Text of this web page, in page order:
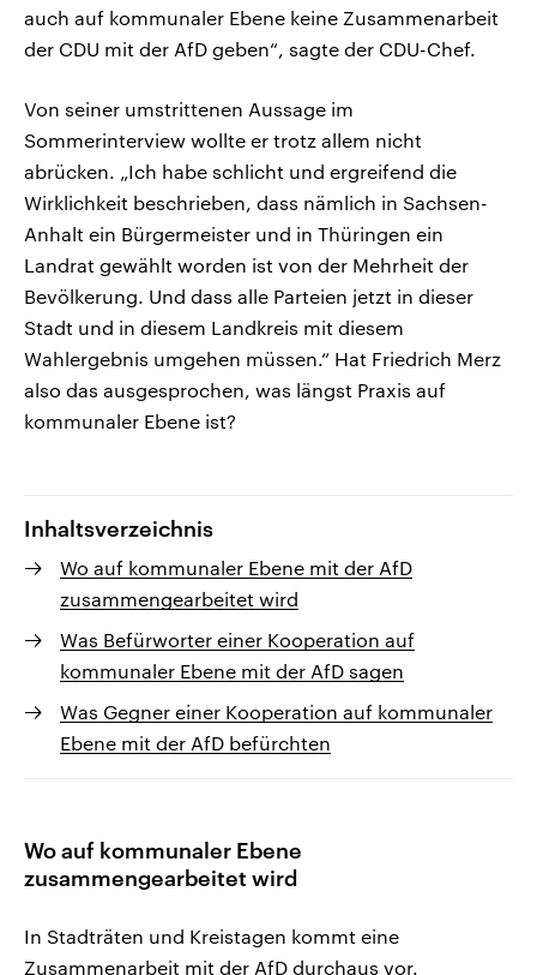
auch auf kommunaler Ebene keine Zusammenarbeit
der CDU mit der AfD geben“, sagte der CDU-Chef.
Von seiner umstrittenen Aussage im
Sommerinterview wollte er trotz allem nicht
abrücken. „Ich habe schlicht und ergreifend die
Wirklichkeit beschrieben, dass nämlich in Sachsen-
Anhalt ein Bürgermeister und in Thüringen ein
Landrat gewählt worden ist von der Mehrheit der
Bevölkerung. Und dass alle Parteien jetzt in dieser
Stadt und in diesem Landkreis mit diesem
Wahlergebnis umgehen müssen.“ Hat Friedrich Merz
also das ausgesprochen, was längst Praxis auf
kommunaler Ebene ist?
Inhaltsverzeichnis
Wo auf kommunaler Ebene mit der AfD
zusammengearbeitet wird
Was Befürworter einer Kooperation auf
kommunaler Ebene mit der AfD sagen
Was Gegner einer Kooperation auf kommunaler
Ebene mit der AfD befürchten
Wo auf kommunaler Ebene
zusammengearbeitet wird
In Stadträten und Kreistagen kommt eine
Zusammenarbeit mit der AfD durchaus vor.